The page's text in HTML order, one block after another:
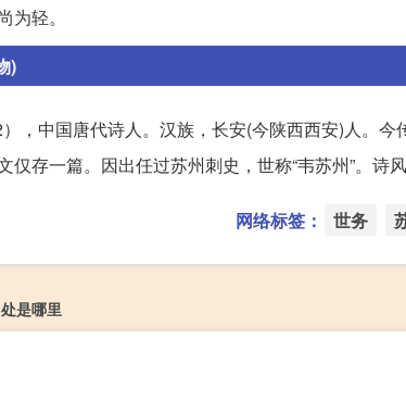
为轻。
)
，中国唐代诗人。汉族，长安(今陕西西安)人。
仅存一篇。因出任过苏州刺史，世称“韦苏州”。诗
网络标签： 世务
是哪里